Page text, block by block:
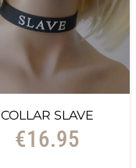
COLLAR SLAVE
€16.95